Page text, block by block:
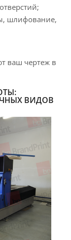
шлифование,
ваш чертеж в
ВИДОВ